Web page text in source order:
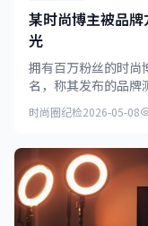
某时尚博主被品
光
拥有百万粉丝的时尚
名，称其发布的品牌
容，对比图证据确凿。
时尚圈纪检2026-05-08